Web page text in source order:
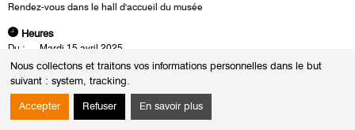
Nous collectons et traitons vos informations personnelles dans le but
suivant : system, tracking.
Accepter Refuser En savoir plus
Rendez-vous dans le hall d'accueil du musée
Heures
Du :
Mardi 15 avril 2025
au :
Mardi 19 août 2025
Le :
Mardi 19 août 2025 de 14h00 à 16h00
Les enfants observent dans les portraits de Marguerite qu’Henri Matisse
joue avec le traitement de l’espace pour immerger sa fille dans des